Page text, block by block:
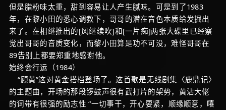
但是脂粉味太重，甜到容易让人产生腻味。可是到了1983
年，在黎小田的悉心调教下，哥哥的潜在音色本质给发掘出
来了。在相继推出的[风继续吹]和[一片痴]两张大碟里已经察
觉出哥哥的音质变化，而黎小田算是功不可没，难怪哥哥在
89告别上都要郑重地感谢他。
始终会行运（1984）
“顾黄”这对黄金搭档登场了。这首歌是无线剧集〈鹿鼎记〉
的主题曲，开场的那段锣鼓声很有武打片的架势，黄沾大佬
的词带有很强的励志性 “一切事干，开心要紧，顺缘顺意，嘻